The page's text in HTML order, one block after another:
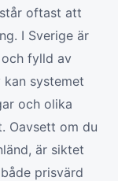
oftast att
I Sverige är
fylld av
systemet
och olika
Oavsett om du
är siktet
prisvärd